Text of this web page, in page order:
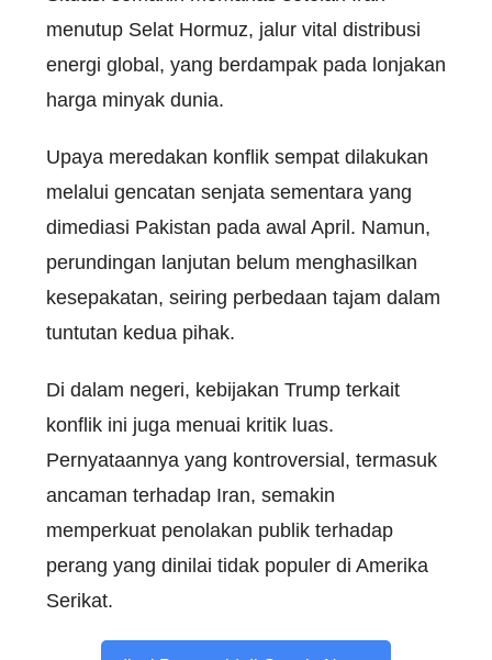
menutup Selat Hormuz, jalur vital distribusi
energi global, yang berdampak pada lonjakan
harga minyak dunia.
Upaya meredakan konflik sempat dilakukan
melalui gencatan senjata sementara yang
dimediasi Pakistan pada awal April. Namun,
perundingan lanjutan belum menghasilkan
kesepakatan, seiring perbedaan tajam dalam
tuntutan kedua pihak.
Di dalam negeri, kebijakan Trump terkait
konflik ini juga menuai kritik luas.
Pernyataannya yang kontroversial, termasuk
ancaman terhadap Iran, semakin
memperkuat penolakan publik terhadap
perang yang dinilai tidak populer di Amerika
Serikat.